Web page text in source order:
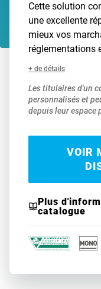
Cette solution
une excellente
mieux vos
réglementations
+ de détails
Les titulaires d'un
personnalisés et
depuis leur espace
VOIR
Plus
catalogue